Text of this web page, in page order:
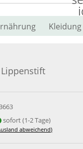
Kleidung
Lippenstift
sofort (1-2 Tage)
abweichend)